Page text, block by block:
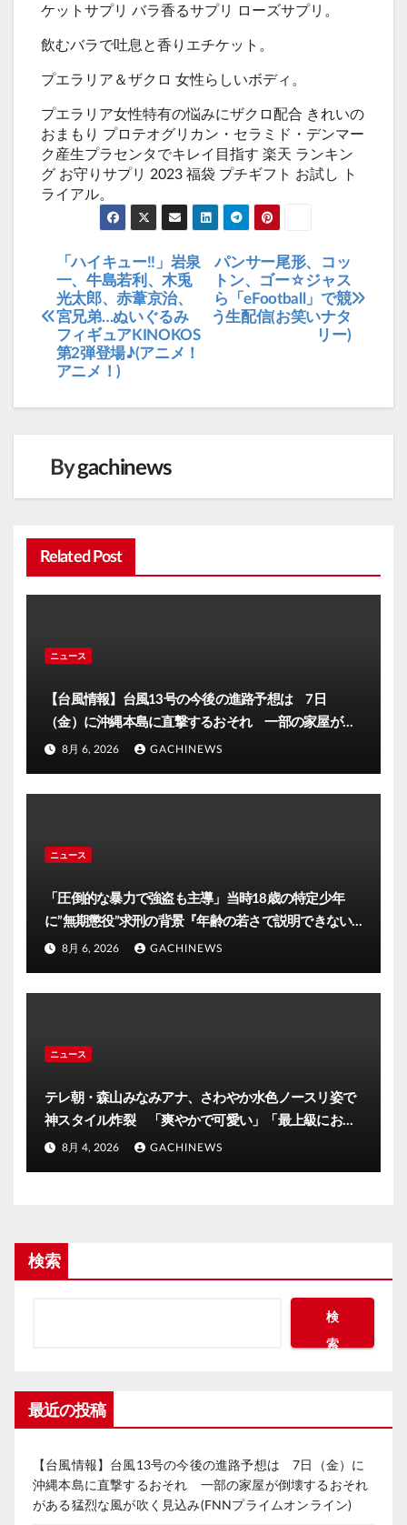
ケットサプリ バラ香るサプリ ローズサプリ。
飲むバラで吐息と香りエチケット。
プエラリア＆ザクロ 女性らしいボディ。
プエラリア女性特有の悩みにザクロ配合 きれいの
おまもり プロテオグリカン・セラミド・デンマー
ク産生プラセンタでキレイ目指す 楽天 ランキン
グ お守りサプリ 2023 福袋 プチギフト お試し ト
ライアル。
稿
ナ
ビ
ゲ
ー
ョ
パンサー尾形、コッ
トン、ゴー☆ジャス
ら「eFootball」で競
う生配信(お笑いナタ
リー)
「ハイキュー!!」岩泉
一、牛島若利、木兎
光太郎、赤葦京治、
宮兄弟…ぬいぐるみ
フィギュアKINOKOS
第2弾登場♪(アニメ！
アニメ！)
Bygachinews
Related Post
ニュース
【台風情報】台風13号の今後の進路予想は 7日
（金）に沖縄本島に直撃するおそれ 一部の家屋が倒
壊するおそれがある猛烈な風が吹く見込み(FNNプライ
8月 6, 2026 GACHINEWS
ニュース
「圧倒的な暴力で強盗も主導」当時18歳の特定少年
に”無期懲役”求刑の背景『年齢の若さで説明できない
ほど悪質だと検察が判断』＜元裁判官が解説＞全国的
8月 6, 2026 GACHINEWS
ニュース
テレ朝・森山みなみアナ、さわやか水色ノースリ姿で
神スタイル炸裂 「爽やかで可愛い」「最上級にお似
合い」(J-CASTニュース)
8月 4, 2026 GACHINEWS
検索
検
索
最近の投稿
【台風情報】台風13号の今後の進路予想は 7日（金）に
沖縄本島に直撃するおそれ 一部の家屋が倒壊するおそれ
がある猛烈な風が吹く見込み(FNNプライムオンライン)